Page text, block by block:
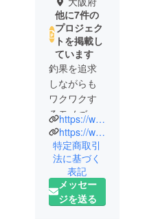
他に7件の
プロジェク
トを掲載し
ています
釣果を追求
しながらも
ワクワクす
るモノづく
りをカタチ
にしてきた
ルアーデザ
イナー松本
猛司が自由
な発想とア
https://www.instagram.com/takeshi.matsumoto.fd?igsh=aHd4NHdpOGJqN3ln
https://www.instagram.com/fishdevice?igsh=MW53MmRpeXMzNjNlbQ==
特定商取引
法に基づく
表記
メッセー
ジを送る